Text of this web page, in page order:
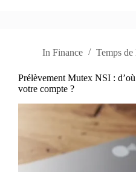
In Finance Temps de
Prélèvement Mutex NSI :
votre compte ?